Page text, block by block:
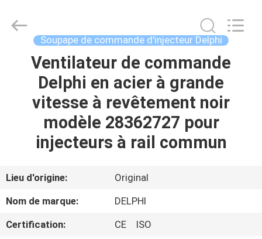
MAISON
PRODUITS
À
PROPOS
DE
OTTO
AUTO
Soupape de commande d'injecteur Delphi
Ventilateur de commande
Delphi en acier à grande
vitesse à revêtement noir
modèle 28362727 pour
injecteurs à rail commun
Lieu d'origine:
Original
Nom de marque:
DELPHI
Certification:
CE ISO